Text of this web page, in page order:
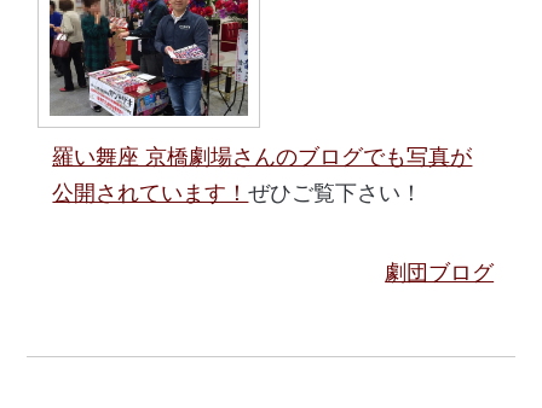
羅い舞座 京橋劇場さんのブログでも写真が
公開されています！ぜひご覧下さい！
劇団ブログ